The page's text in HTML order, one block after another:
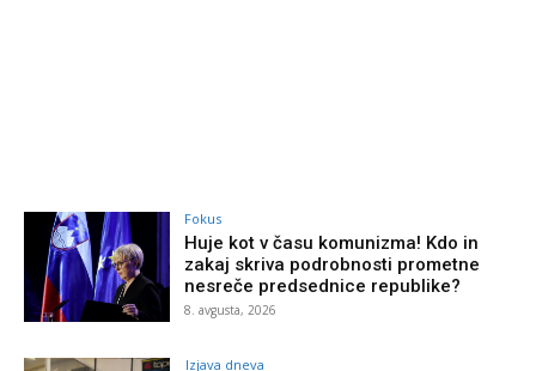
Fokus
Huje kot v času komunizma! Kdo in
zakaj skriva podrobnosti prometne
nesreče predsednice republike?
8. avgusta, 2026
Izjava dneva